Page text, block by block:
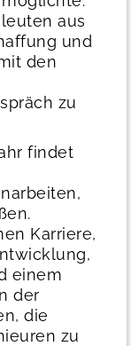
aus
und
den
zu
findet
Karriere,
einem
der
die
zu